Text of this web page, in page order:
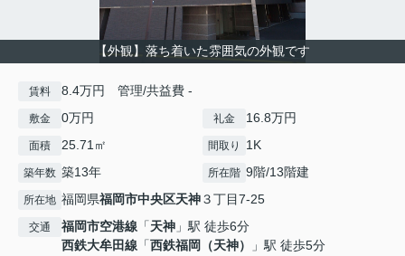
【外観】落ち着いた雰囲気の外観です
賃料 8.4万円 管理/共益費 -
敷金 0万円 礼金 16.8万円
面積 25.71㎡ 間取り 1K
築年数 築13年 所在階 9階/13階建
所在地 福岡県福岡市中央区天神３丁目7-25
交通 福岡市空港線 「天神 」駅 徒歩6分
西鉄大牟田線 「西鉄福岡（天神）
」駅 徒歩5分